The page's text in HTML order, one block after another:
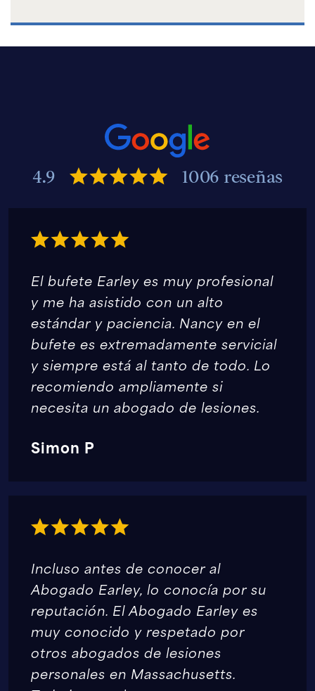
4.9 1006 reseñas
El bufete Earley es muy profesional
y me ha asistido con un alto
estándar y paciencia. Nancy en el
bufete es extremadamente servicial
y siempre está al tanto de todo. Lo
recomiendo ampliamente si
necesita un abogado de lesiones.
Simon P
Incluso antes de conocer al
Abogado Earley, lo conocía por su
reputación. El Abogado Earley es
muy conocido y respetado por
otros abogados de lesiones
personales en Massachusetts.